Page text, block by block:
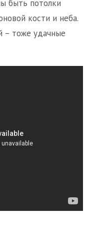
быть потолки
кости и неба.
– тоже удачные